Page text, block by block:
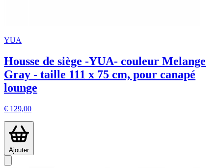
YUA
Housse de siège -YUA- couleur Melange
Gray - taille 111 x 75 cm, pour canapé
lounge
€ 129,00
Ajouter